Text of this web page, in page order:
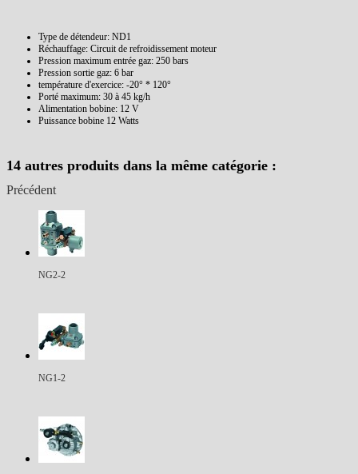
Type de détendeur: ND1
Réchauffage: Circuit de refroidissement moteur
Pression maximum entrée gaz: 250 bars
Pression sortie gaz: 6 bar
température d'exercice: -20° * 120°
Porté maximum: 30 à 45 kg/h
Alimentation bobine: 12 V
Puissance bobine 12 Watts
14 autres produits dans la même catégorie :
Précédent
NG2-2
NG1-2